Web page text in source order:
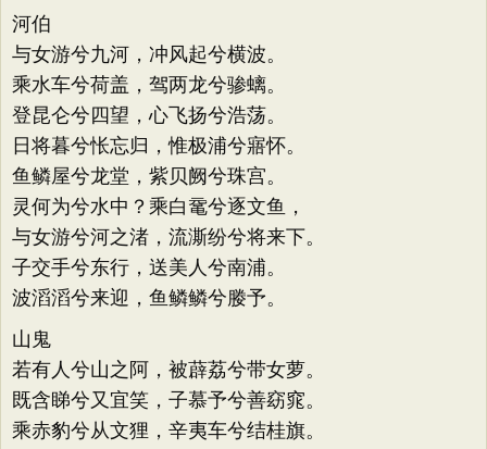
河伯
与女游兮九河，冲风起兮横波。
乘水车兮荷盖，驾两龙兮骖螭。
登昆仑兮四望，心飞扬兮浩荡。
日将暮兮怅忘归，惟极浦兮寤怀。
鱼鳞屋兮龙堂，紫贝阙兮珠宫。
灵何为兮水中？乘白鼋兮逐文鱼，
与女游兮河之渚，流澌纷兮将来下。
子交手兮东行，送美人兮南浦。
波滔滔兮来迎，鱼鳞鳞兮媵予。
山鬼
若有人兮山之阿，被薜荔兮带女萝。
既含睇兮又宜笑，子慕予兮善窈窕。
乘赤豹兮从文狸，辛夷车兮结桂旗。